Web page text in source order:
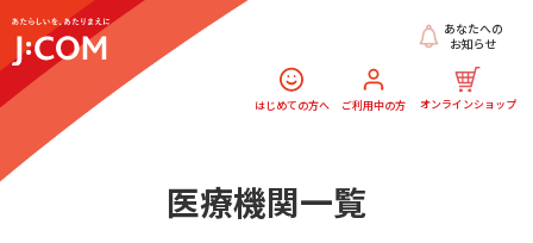
はじめての方へ ご利用中の方 オンラインショップ
あなたへの
お知らせ
医療機関一覧